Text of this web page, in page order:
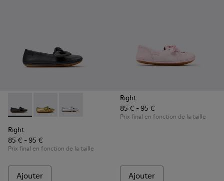
Right - K800702-006 - Ballerines en cuir noir pour enfants.
Right - K800702-004 - Ballerines jaunes en cuir
Right - K800702-002 - Ballerines en cuir gris
Right
85 € - 95 €
Prix final en fonction de la taille
Ajouter
Right
85 € - 95 €
Prix final en fonction de la taille
Ajouter